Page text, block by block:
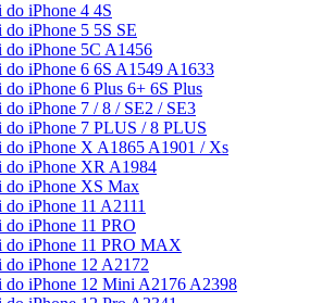
do iPhone 4 4S
do iPhone 5 5S SE
do iPhone 5C A1456
do iPhone 6 6S A1549 A1633
do iPhone 6 Plus 6+ 6S Plus
do iPhone 7 / 8 / SE2 / SE3
do iPhone 7 PLUS / 8 PLUS
do iPhone X A1865 A1901 / Xs
do iPhone XR A1984
do iPhone XS Max
do iPhone 11 A2111
do iPhone 11 PRO
do iPhone 11 PRO MAX
do iPhone 12 A2172
do iPhone 12 Mini A2176 A2398